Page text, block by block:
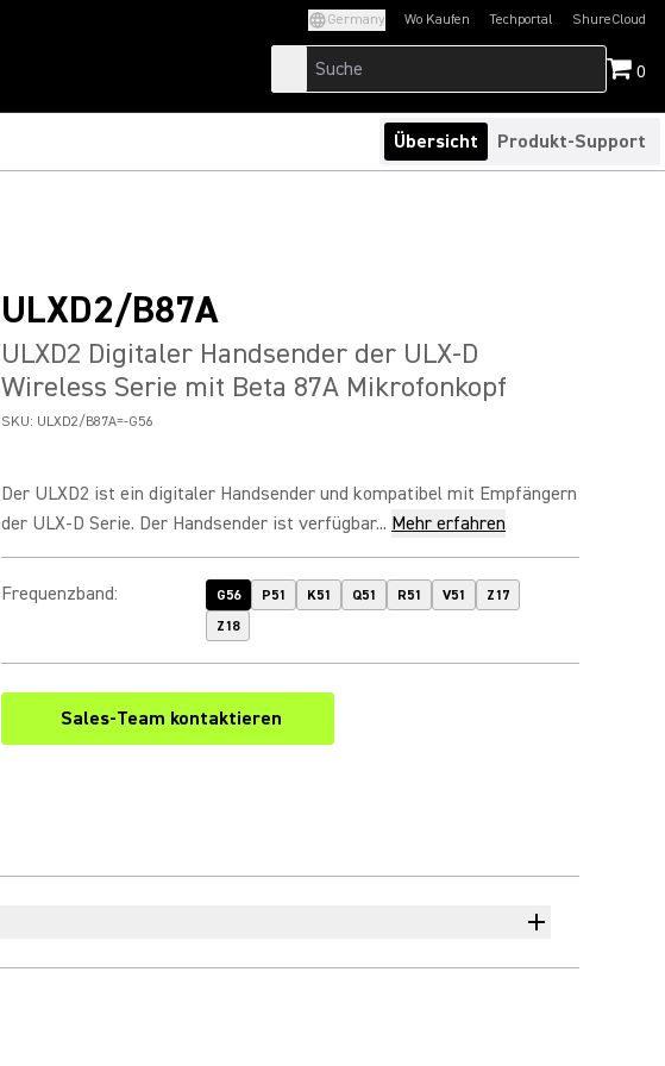
Germany Wo Kaufen Techportal
(Opens in a new tab)ShureCloud
(Opens in a new
0
Übersicht Produkt-Support
ULXD2/B87A
ULXD2 Digitaler Handsender der ULX-D
Wireless Serie mit Beta 87A Mikrofonkopf
SKU: ULXD2/B87A=-G56
Der ULXD2 ist ein digitaler Handsender und kompatibel mit Empfängern
der ULX-D Serie. Der Handsender ist verfügbar... Mehr erfahren
Frequenzband: G56 P51 K51 Q51 R51 V51
Z17
Z18
Sales-Team kontaktieren